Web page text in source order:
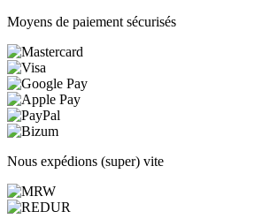
Moyens de paiement sécurisés
Nous expédions (super) vite